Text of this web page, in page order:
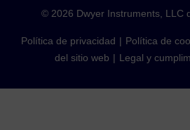
© 2026 Dwyer Instruments, LLC
Política de privacidad Política de
del sitio web
Legal y